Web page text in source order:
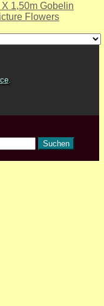
X 1,50m Gobelin
Flowers
.
Suchen